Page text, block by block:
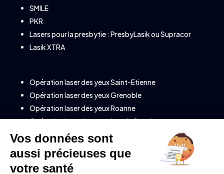
SMILE
PKR
Lasers pour la presbytie :PresbyLasikouSupracor
Lasik XTRA
Opération laser des yeux Saint-Etienne
Opération laser des yeux Grenoble
Opération laser des yeux Roanne
Opération laser des yeux Lons le Saunier
Opération laser des yeux à Annecy (Savoie)
Opération laser des yeux à Clermont-Ferrand
Opération laser des yeux à Valence